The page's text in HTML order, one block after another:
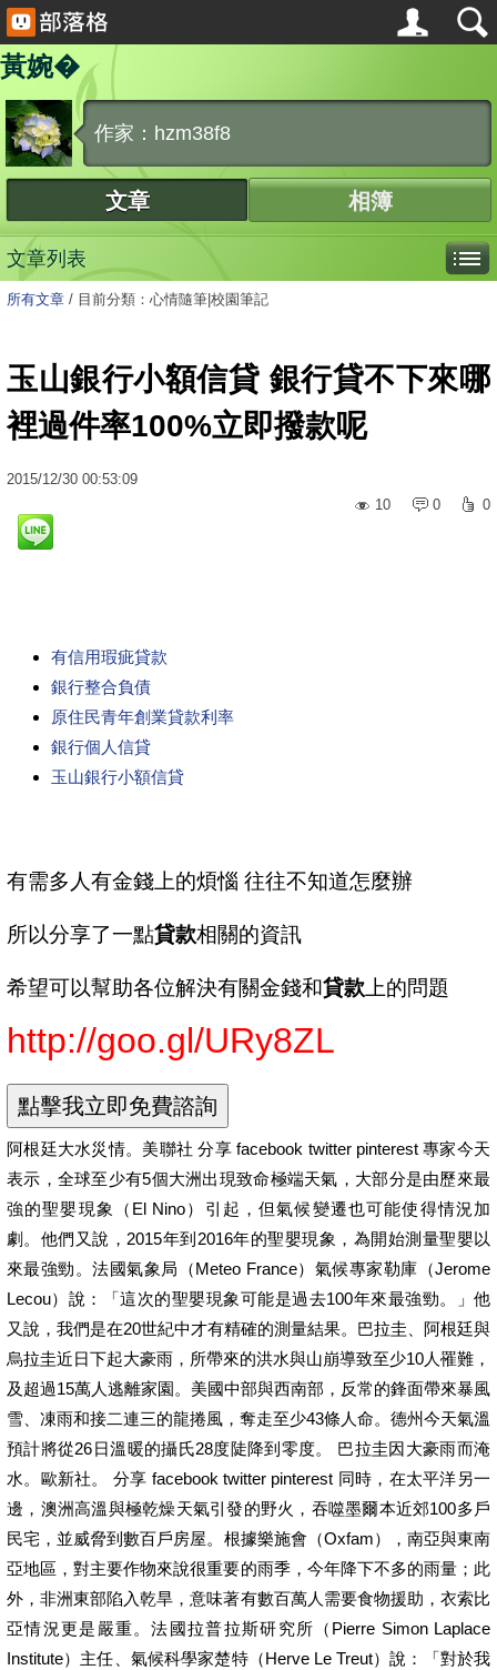
黃婉�
作家：hzm38f8
文章 相簿
文章列表
所有文章 / 目前分類：心情隨筆|校園筆記
玉山銀行小額信貸 銀行貸不下來哪
裡過件率100%立即撥款呢
2015/12/30 00:53:09
10
0 0
有信用瑕疵貸款
銀行整合負債
原住民青年創業貸款利率
銀行個人信貸
玉山銀行小額信貸
有需多人有金錢上的煩惱 往往不知道怎麼辦
所以分享了一點貸款相關的資訊
希望可以幫助各位解決有關金錢和貸款 上的問題
http://goo.gl/URy8ZL
阿根廷大水災情。美聯社 分享 facebook twitter pinterest 專家今天
表示，全球至少有5個大洲出現致命極端天氣，大部分是由歷來最
強的聖嬰現象（El Nino）引起，但氣候變遷也可能使得情況加
劇。他們又說，2015年到2016年的聖嬰現象，為開始測量聖嬰以
來最強勁。法國氣象局（Meteo France）氣候專家勒庫（Jerome
Lecou）說：「這次的聖嬰現象可能是過去100年來最強勁。」他
又說，我們是在20世紀中才有精確的測量結果。巴拉圭、阿根廷與
烏拉圭近日下起大豪雨，所帶來的洪水與山崩導致至少10人罹難，
及超過15萬人逃離家園。美國中部與西南部，反常的鋒面帶來暴風
雪、凍雨和接二連三的龍捲風，奪走至少43條人命。德州今天氣溫
預計將從26日溫暖的攝氏28度陡降到零度。 巴拉圭因大豪雨而淹
水。歐新社。 分享 facebook twitter pinterest 同時，在太平洋另一
邊，澳洲高溫與極乾燥天氣引發的野火，吞噬墨爾本近郊100多戶
民宅，並威脅到數百戶房屋。根據樂施會（Oxfam），南亞與東南
亞地區，對主要作物來說很重要的雨季，今年降下不多的雨量；此
外，非洲東部陷入乾旱，意味著有數百萬人需要食物援助，衣索比
亞情況更是嚴重。法國拉普拉斯研究所（Pierre Simon Laplace
Institute）主任、氣候科學家楚特（Herve Le Treut）說：「對於我